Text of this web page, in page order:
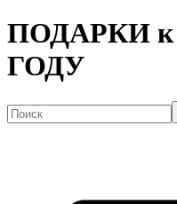
ПОДАРКИ
ГОДУ